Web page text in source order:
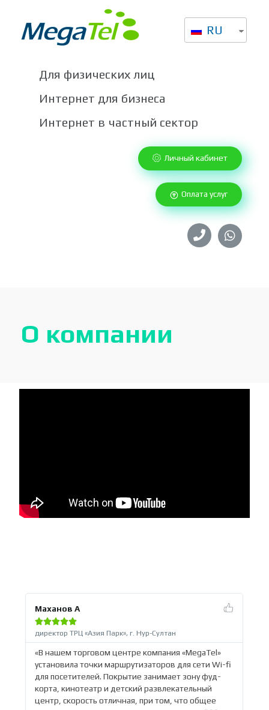
RU
Для физических лиц
Интернет для бизнеса
Интернет в частный сектор
Личный кабинет
Оплата услуг
О компании
Маханов А

директор ТРЦ «Азия Парк», г. Нур-Султан
«В нашем торговом центре компания «MegaTel»
установила точки маршрутизаторов для сети Wi-fi
для посетителей. Покрытие занимает зону фуд-
корта, кинотеатр и детский развлекательный
центр, скорость отличная, при том, что общее